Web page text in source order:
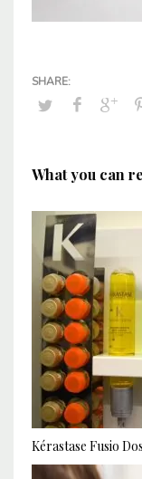
What you can
Kérastase Fusio